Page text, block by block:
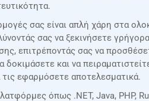
σας είναι απλή χάρη στα
σας να ξεκινήσετε
επιτρέποντάς σας να
και να
εφαρμόσετε αποτελεσματικά.
όπως .NET, Java, PHP,